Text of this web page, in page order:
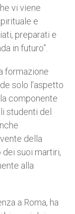
vi viene
e
preparati e
in futuro”.
formazione
solo l’aspetto
componente
studenti del
della
dei suoi martiri,
alla
a Roma, ha